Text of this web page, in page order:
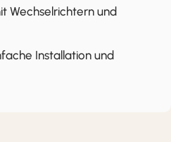
Wechselrichtern und
Installation und